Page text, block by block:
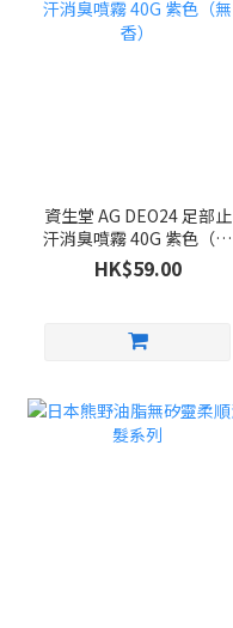
資生堂 AG DEO24 足部止
汗消臭噴霧 40G 紫色（無
香）
HK$59.00